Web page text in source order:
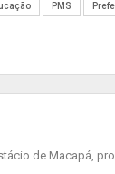
PMS
de Macapá,